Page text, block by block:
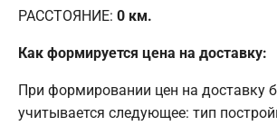
РАССТОЯНИЕ: 0 км.
Как формируется цена на доставку:
При формировании цен на доставку
учитывается следующее: тип